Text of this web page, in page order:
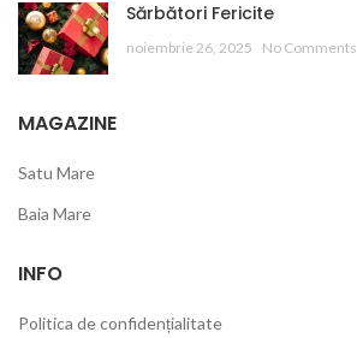
Sărbători Fericite
noiembrie 26, 2025 No Comments
MAGAZINE
Satu Mare
Baia Mare
INFO
Politica de confidențialitate